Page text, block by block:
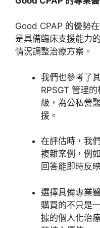
Good CPAP 的優勢
是具備臨床支援能力
情況調整治療方案。
我們也參考了
RPSGT 管理
級，為公私營
援。
在評估時，我
複雜案例，例
回答能即時反
選擇具備專業
購買的不只是
據的個人化治